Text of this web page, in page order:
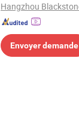
Envoyer demande